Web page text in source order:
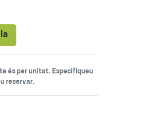
és per unitat. Especifiqueu
reservar.